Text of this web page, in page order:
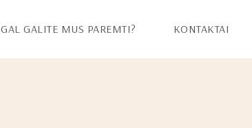
GAL GALITE MUS PAREMTI? KONTAKTAI